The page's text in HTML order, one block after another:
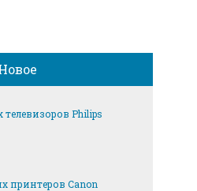
телевизоров Philips
принтеров Canon